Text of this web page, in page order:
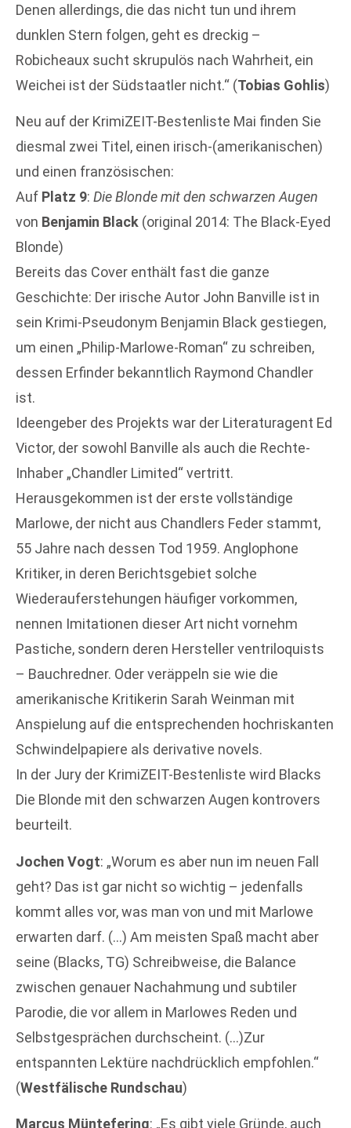
Denen allerdings, die das nicht tun und ihrem
dunklen Stern folgen, geht es dreckig –
Robicheaux sucht skrupulös nach Wahrheit, ein
Weichei ist der Südstaatler nicht.“ (Tobias Gohlis)
Neu auf der KrimiZEIT-Bestenliste Mai finden Sie
diesmal zwei Titel, einen irisch-(amerikanischen)
und einen französischen:
Auf Platz 9: Die Blonde mit den schwarzen Augen
von Benjamin Black (original 2014: The Black-Eyed
Blonde)
Bereits das Cover enthält fast die ganze
Geschichte: Der irische Autor John Banville ist in
sein Krimi-Pseudonym Benjamin Black gestiegen,
um einen „Philip-Marlowe-Roman“ zu schreiben,
dessen Erfinder bekanntlich Raymond Chandler
ist.
Ideengeber des Projekts war der Literaturagent Ed
Victor, der sowohl Banville als auch die Rechte-
Inhaber „Chandler Limited“ vertritt.
Herausgekommen ist der erste vollständige
Marlowe, der nicht aus Chandlers Feder stammt,
55 Jahre nach dessen Tod 1959. Anglophone
Kritiker, in deren Berichtsgebiet solche
Wiederauferstehungen häufiger vorkommen,
nennen Imitationen dieser Art nicht vornehm
Pastiche, sondern deren Hersteller ventriloquists
– Bauchredner. Oder veräppeln sie wie die
amerikanische Kritikerin Sarah Weinman mit
Anspielung auf die entsprechenden hochriskanten
Schwindelpapiere als derivative novels.
In der Jury der KrimiZEIT-Bestenliste wird Blacks
Die Blonde mit den schwarzen Augen kontrovers
beurteilt.
Jochen Vogt: „Worum es aber nun im neuen Fall
geht? Das ist gar nicht so wichtig – jedenfalls
kommt alles vor, was man von und mit Marlowe
erwarten darf. (…) Am meisten Spaß macht aber
seine (Blacks, TG) Schreibweise, die Balance
zwischen genauer Nachahmung und subtiler
Parodie, die vor allem in Marlowes Reden und
Selbstgesprächen durchscheint. (…)Zur
entspannten Lektüre nachdrücklich empfohlen.“
(Westfälische Rundschau)
Marcus Müntefering: „Es gibt viele Gründe, auch